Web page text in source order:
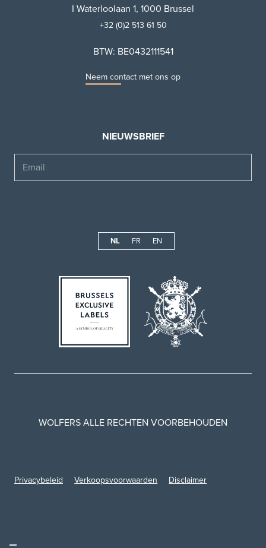
I Waterloolaan 1, 1000 Brussel
+32 (0)2 513 61 50
BTW: BE0432111541
Neem contact met ons op
NIEUWSBRIEF
NL FR EN
WOLFERS ALLE RECHTEN VOORBEHOUDEN
Privacybeleid Verkoopsvoorwaarden Disclaimer